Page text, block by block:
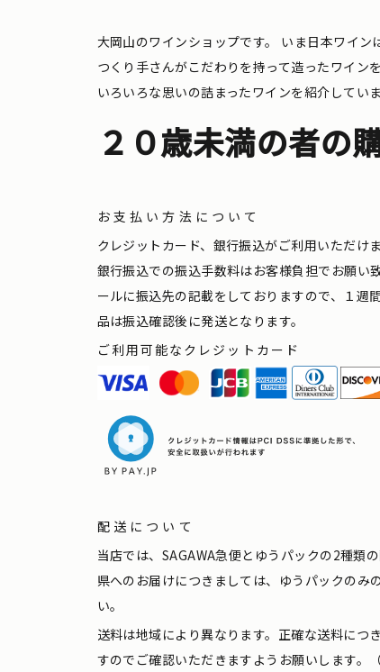
大岡山のワインショップです。
いま日本ワイン
つくり手さんがこだわりを持って造ったワイン
いろいろな思いの詰まったワインを紹介してい
２０歳未満の者の
お支払い方法について
クレジットカード、銀行振込がご利用いただけま
銀行振込での振込手数料はお客様負担でお願い
ールに振込先の記載をしておりますので、１週
品は振込確認後に発送となります。
ご利用可能なクレジットカード
配送について
当店では、SAGAWA急便とゆうパックの2種類
県へのお届けにつきましては、ゆうパックのみ
い。
送料は地域により異なります。正確な送料につ
すのでご確認いただきますようお願いします。